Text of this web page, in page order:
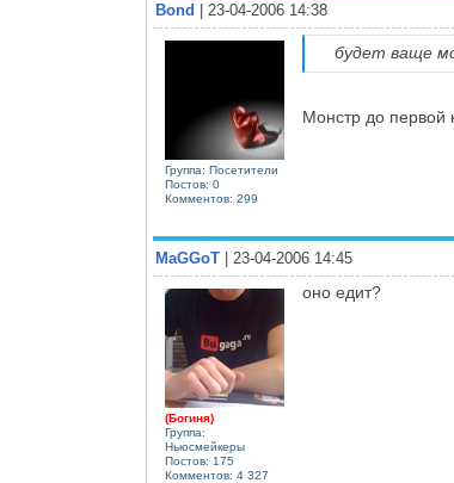
Bond | 23-04-2006 14:38
Группа: Посетители
Постов: 0
Комментов: 299
будет ваще
Монстр до первой
MaGGoT | 23-04-2006 14:45
(Богиня)
Группа:
Ньюсмейкеры
Постов: 175
Комментов: 4 327
оно едит?